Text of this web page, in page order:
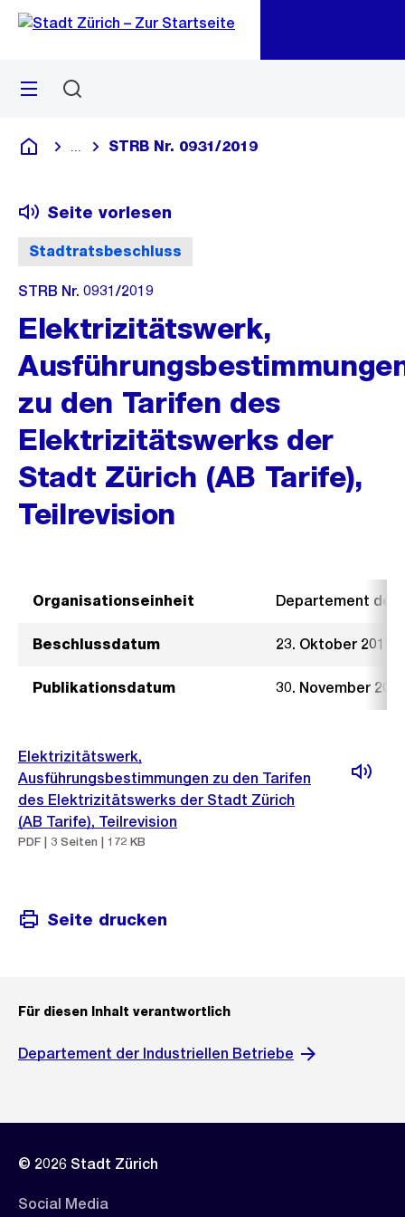
Navigation
Sprunglink
Menü
Deutsch
Blende alle Breadcrumbs ein
STRB Nr. 0931/2019
Stadtratsbeschluss
Seite vorlesen
STRB Nr. 0931/2019
Elektrizitätswerk,
zu den Tarifen des
Elektrizitätswerks der
Stadt Zürich (AB Tarife),
Teilrevision
Organisationseinheit Departement der
Beschlussdatum 23. Oktober 2019
Publikationsdatum 30. November
Elektrizitätswerk,
Ausführungsbestimmungen zu den Tarifen
des Elektrizitätswerks der Stadt Zürich
(AB Tarife), Teilrevision
PDF | 3 Seiten | 172 KB
Seite drucken
Für diesen Inhalt verantwortlich
Departement der Industriellen Betriebe
© 2026 Stadt Zürich
Social Media